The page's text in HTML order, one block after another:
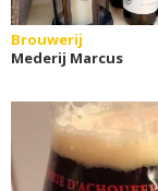
Brouwerij
Mederij Marcus